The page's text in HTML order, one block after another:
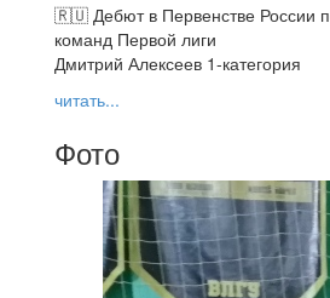
🇷🇺 Дебют в Первенстве России
команд Первой лиги
Дмитрий Алексеев 1-категория
читать...
Фото